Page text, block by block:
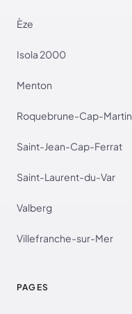
Èze
Isola 2000
Menton
Roquebrune-Cap-Martin
Saint-Jean-Cap-Ferrat
Saint-Laurent-du-Var
Valberg
Villefranche-sur-Mer
PAGES